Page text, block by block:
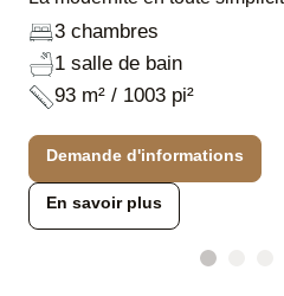
3 chambres
1 salle de bain
93 m² / 1003 pi²
Demande d'informations
En savoir plus